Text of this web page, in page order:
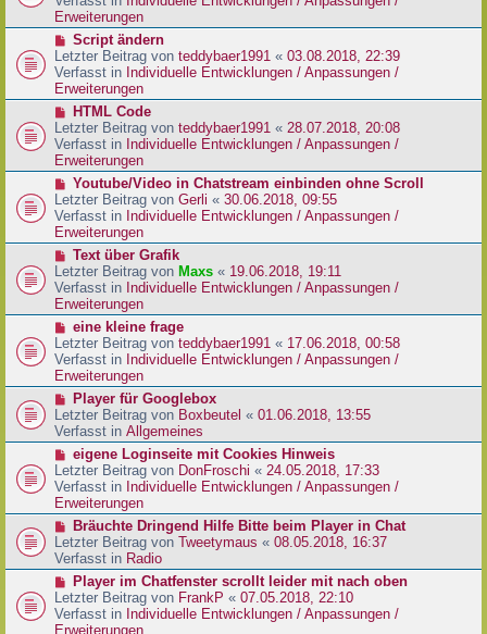
i
t
a
g
e
r
B
e
i
t
a
g
Erweiterungen
N
e
u
e
r
B
e
i
t
a
g
Script ändern
Letzter Beitrag von teddybaer1991 « 03.08.2018, 22:39
Verfasst in Individuelle Entwicklungen / Anpassungen /
Erweiterungen
N
e
u
e
r
B
e
i
t
a
g
HTML Code
Letzter Beitrag von teddybaer1991 « 28.07.2018, 20:08
Verfasst in Individuelle Entwicklungen / Anpassungen /
Erweiterungen
N
e
u
e
r
B
e
i
t
a
g
Youtube/Video in Chatstream einbinden ohne Scroll
Letzter Beitrag von Gerli « 30.06.2018, 09:55
Verfasst in Individuelle Entwicklungen / Anpassungen /
Erweiterungen
N
e
u
e
r
B
e
i
t
a
g
Text über Grafik
Letzter Beitrag von Maxs « 19.06.2018, 19:11
Verfasst in Individuelle Entwicklungen / Anpassungen /
Erweiterungen
N
e
u
e
r
B
e
i
r
a
g
eine kleine frage
Letzter Beitrag von teddybaer1991 « 17.06.2018, 00:58
Verfasst in Individuelle Entwicklungen / Anpassungen /
Erweiterungen
N
e
u
e
r
B
e
i
r
a
g
Player für Googlebox
Letzter Beitrag von Boxbeutel « 01.06.2018, 13:55
Verfasst in Allgemeines
N
e
u
e
r
B
e
i
r
a
eigene Loginseite mit Cookies Hinweis
Letzter Beitrag von DonFroschi « 24.05.2018, 17:33
Verfasst in Individuelle Entwicklungen / Anpassungen /
Erweiterungen
N
e
u
e
r
B
e
Bräuchte Dringend Hilfe Bitte beim Player in Chat
Letzter Beitrag von Tweetymaus « 08.05.2018, 16:37
Verfasst in Radio
N
e
u
e
Player im Chatfenster scrollt leider mit nach oben
Letzter Beitrag von FrankP « 07.05.2018, 22:10
Verfasst in Individuelle Entwicklungen / Anpassungen /
Erweiterungen